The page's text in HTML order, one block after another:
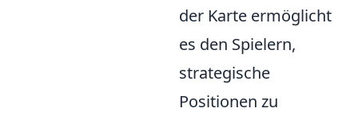
der Karte ermöglicht
es den Spielern,
strategische
Positionen zu